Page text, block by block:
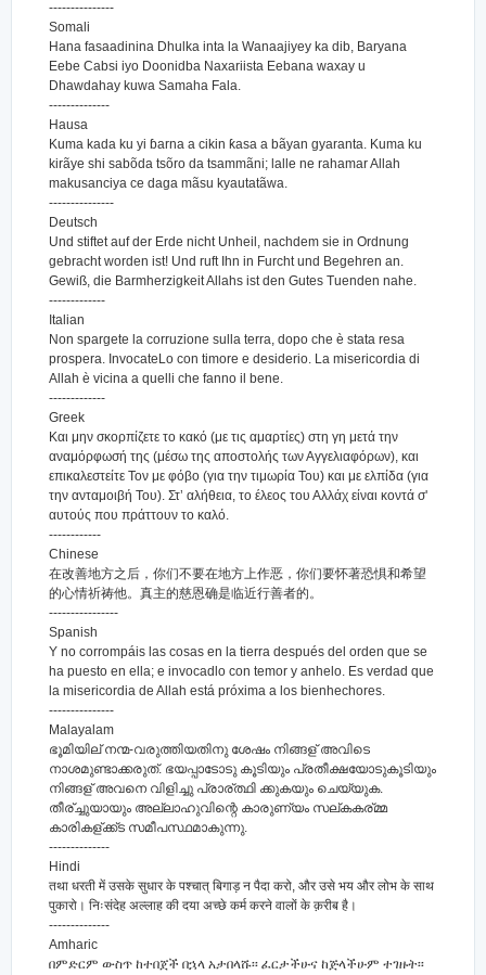
---------------
Somali
Hana fasaadinina Dhulka inta la Wanaajiyey ka dib, Baryana
Eebe Cabsi iyo Doonidba Naxariista Eebana waxay u
Dhawdahay kuwa Samaha Fala.
--------------
Hausa
Kuma kada ku yi ɓarna a cikin ƙasa a bãyan gyaranta. Kuma ku
kirãye shi sabõda tsõro da tsammãni; lalle ne rahamar Allah
makusanciya ce daga mãsu kyautatãwa.
---------------
Deutsch
Und stiftet auf der Erde nicht Unheil, nachdem sie in Ordnung
gebracht worden ist! Und ruft Ihn in Furcht und Begehren an.
Gewiß, die Barmherzigkeit Allahs ist den Gutes Tuenden nahe.
-------------
Italian
Non spargete la corruzione sulla terra, dopo che è stata resa
prospera. InvocateLo con timore e desiderio. La misericordia di
Allah è vicina a quelli che fanno il bene.
-------------
Greek
Και μην σκορπίζετε το κακό (με τις αμαρτίες) στη γη μετά την
αναμόρφωσή της (μέσω της αποστολής των Αγγελιαφόρων), και
επικαλεστείτε Τον με φόβο (για την τιμωρία Του) και με ελπίδα (για
την ανταμοιβή Του). Στ’ αλήθεια, το έλεος του Αλλάχ είναι κοντά σ'
αυτούς που πράττουν το καλό.
------------
Chinese
在改善地方之后，你们不要在地方上作恶，你们要怀著恐惧和希望
的心情祈祷他。真主的慈恩确是临近行善者的。
----------------
Spanish
Y no corrompáis las cosas en la tierra después del orden que se
ha puesto en ella; e invocadlo con temor y anhelo. Es verdad que
la misericordia de Allah está próxima a los bienhechores.
---------------
Malayalam
ഭൂമിയില് നന്മ-വരുത്തിയതിനു ശേഷം നിങ്ങള് അവിടെ
നാശമുണ്ടാക്കരുത്‌. ഭയപ്പാടോടു കൂടിയും പ്രതീക്ഷയോടുകൂടിയും
നിങ്ങള് അവനെ വിളിച്ചു പ്രാര്ത്ഥി ക്കുകയും ചെയ്യുക.
തീര്ച്ചുയായും അല്ലാഹുവിന്റെ കാരുണ്യം സല്കകര്മ്മ
കാരികള്ക്ക്ട സമീപസ്ഥമാകുന്നു.
--------------
Hindi
तथा धरती में उसके सुधार के पश्चात् बिगाड़ न पैदा करो, और उसे भय और लोभ के साथ
पुकारो। निःसंदेह अल्लाह की दया अच्छे कर्म करने वालों के क़रीब है।
--------------
Amharic
በምድርም ውስጥ ከተበጀች በኋላ አታበላሹ፡፡ ፈርታችሁና ከጅላችሁም ተገዙት፡፡